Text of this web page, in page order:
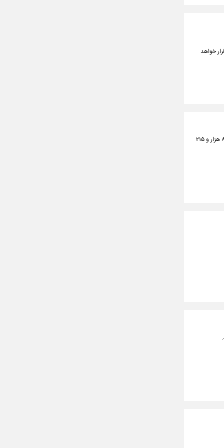
خواهد
براساس اعلام نهادهای فلسطینی؛ شمار بازداشت‌شدگان فلسطینی در کرانه باختری، از ۷ اکتبر گذشته تا کنون به ۸ هزار و ۲۱۵